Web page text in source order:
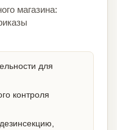
магазина:
для
контроля